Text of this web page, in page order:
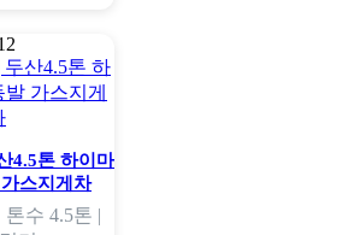
4.5톤 하이마
스지게차
톤수 4.5톤 |